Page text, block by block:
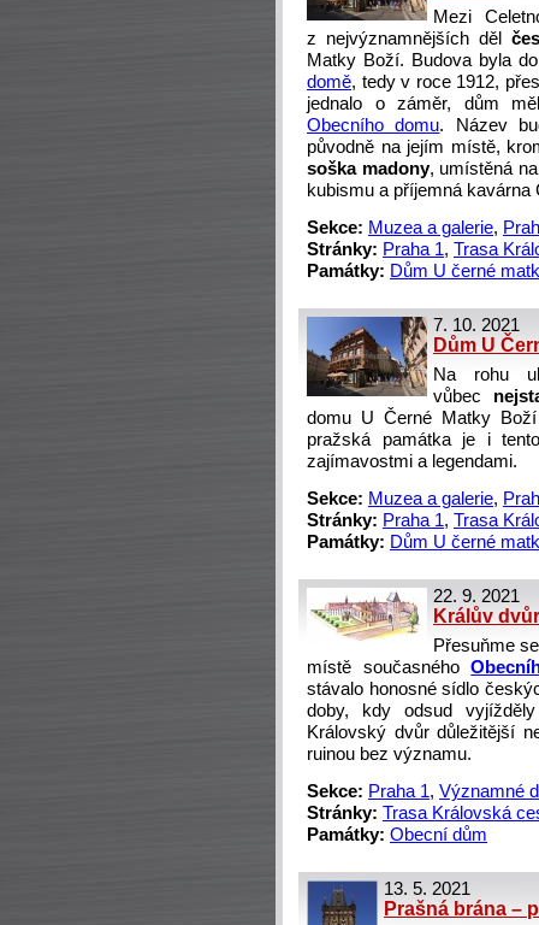
Mezi
z nejvýznamnějších děl
Matky Boží. Budova byla
domě, tedy v roce 1912,
jednalo o záměr, dům
Obecního domu. Název
původně na jejím místě,
soška madony, umístěná
kubismu a příjemná kavárna
Sekce: Muzea a galerie,
Stránky: Praha 1, Trasa
Památky: Dům U černé
7. 10. 2021
Dům U
Na rohu
vůbec
domu U Černé Matky
pražská památka je i
zajímavostmi a legendami.
Sekce: Muzea a galerie,
Stránky: Praha 1, Trasa
Památky: Dům U černé
22. 9. 2021
Králův
Přesuňme
místě současného
stávalo honosné sídlo
doby, kdy odsud
Královský dvůr důležitější
ruinou bez významu.
Sekce: Praha 1, Významné
Stránky: Trasa Královská
Památky: Obecní dům
13. 5. 2021
Prašná brána –